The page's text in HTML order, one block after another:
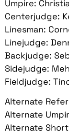
Umpire:
Centerjudge:
Linesman:
Linejudge:
Backjudge:
Sidejudge:
Fieldjudge:
Alternate
Alternate
Alternate